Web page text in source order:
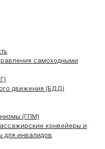
самоходными
движения (БДД)
(ГПМ)
конвейеры и
для инвалидов